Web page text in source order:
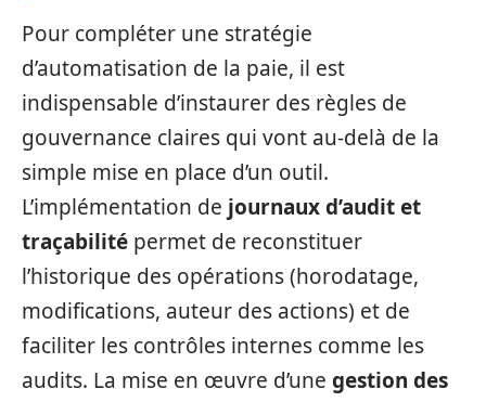
Pour compléter une stratégie
d’automatisation de la paie, il est
indispensable d’instaurer des règles de
gouvernance claires qui vont au‑delà de la
simple mise en place d’un outil.
L’implémentation de journaux d’audit et
traçabilité permet de reconstituer
l’historique des opérations (horodatage,
modifications, auteur des actions) et de
faciliter les contrôles internes comme les
audits. La mise en œuvre d’une gestion des